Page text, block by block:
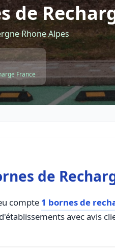
de
Rhone Alpes
France
de
compte 1 bornes de
avec avis